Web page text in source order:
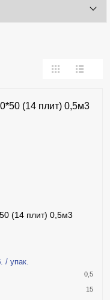
(14 плит) 0,5м3
/ упак.
0,5
15